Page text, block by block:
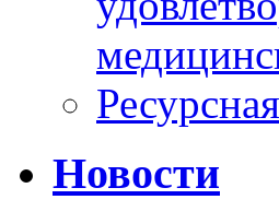
Новости